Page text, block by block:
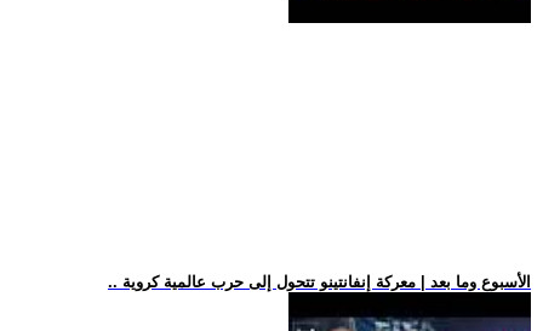
.. الأسبوع وما بعد | معركة إنفانتينو تتحول إلى حرب عالمية كروية